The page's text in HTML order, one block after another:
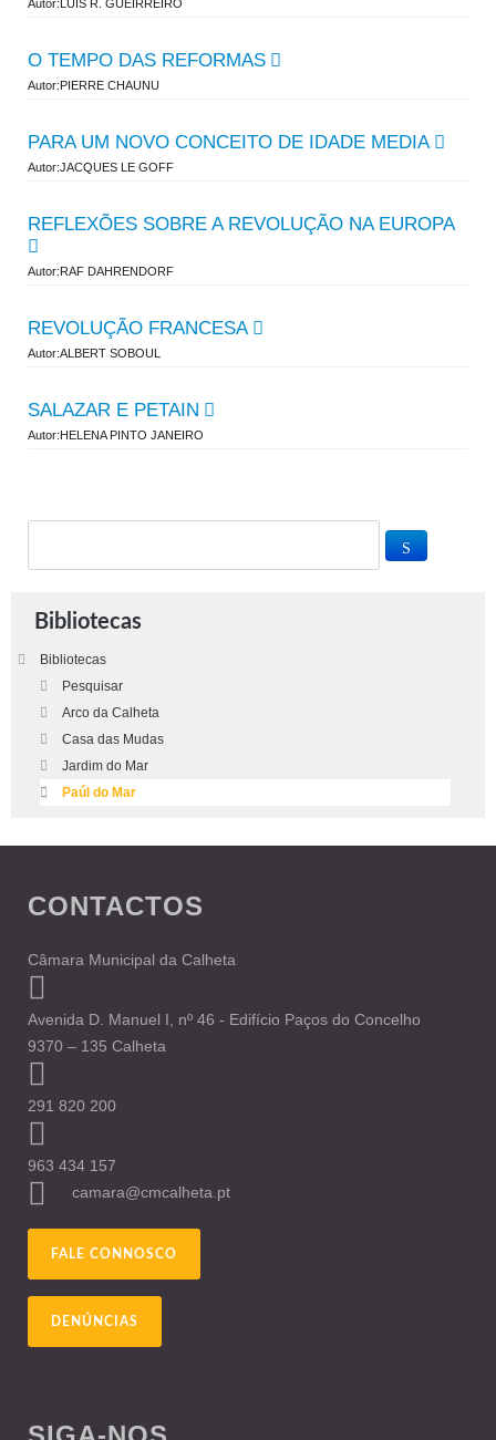
Autor:LUIS R. GUEIRREIRO
O TEMPO DAS REFORMAS
Autor:PIERRE CHAUNU
PARA UM NOVO CONCEITO DE IDADE MEDIA
Autor:JACQUES LE GOFF
REFLEXÕES SOBRE A REVOLUÇÃO NA EUROPA
Autor:RAF DAHRENDORF
REVOLUÇÃO FRANCESA
Autor:ALBERT SOBOUL
SALAZAR E PETAIN
Autor:HELENA PINTO JANEIRO
Bibliotecas
Bibliotecas
Pesquisar
Arco da Calheta
Casa das Mudas
Jardim do Mar
Paúl do Mar
CONTACTOS
Câmara Municipal da Calheta
Avenida D. Manuel I, nº 46 - Edifício Paços do Concelho
9370 – 135 Calheta
291 820 200
963 434 157
camara@cmcalheta.pt
FALE CONNOSCO
DENÚNCIAS